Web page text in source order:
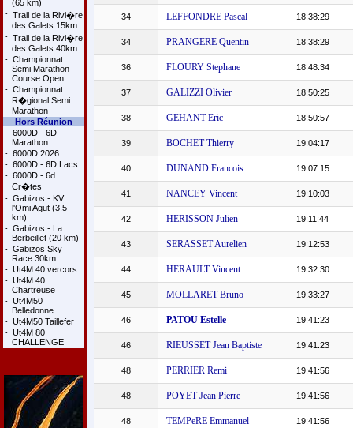
(65 km)
- Trail de la Rivi�re
des Galets 15km
- Trail de la Rivi�re
des Galets 40km
- Championnat
Semi Marathon -
Course Open
- Championnat
R�gional Semi
Marathon
Hors Réunion
- 6000D - 6D
Marathon
- 6000D 2026
- 6000D - 6D Lacs
- 6000D - 6d
Cr�tes
- Gabizos - KV
l'Omi Agut (3.5
km)
- Gabizos - La
Berbeillet (20 km)
- Gabizos Sky
Race 30km
- Ut4M 40 vercors
- Ut4M 40
Chartreuse
- Ut4M50
Belledonne
- Ut4M50 Taillefer
- Ut4M 80
CHALLENGE
34 LEFFONDRE Pascal 18:38:29
34 PRANGERE Quentin 18:38:29
36 FLOURY Stephane 18:48:34
37 GALIZZI Olivier 18:50:25
38 GEHANT Eric 18:50:57
39 BOCHET Thierry 19:04:17
40 DUNAND Francois 19:07:15
41 NANCEY Vincent 19:10:03
42 HERISSON Julien 19:11:44
43 SERASSET Aurelien 19:12:53
44 HERAULT Vincent 19:32:30
45 MOLLARET Bruno 19:33:27
46 PATOU Estelle 19:41:23
46 RIEUSSET Jean Baptiste 19:41:23
48 PERRIER Remi 19:41:56
48 POYET Jean Pierre 19:41:56
48 TEMPeRE Emmanuel 19:41:56